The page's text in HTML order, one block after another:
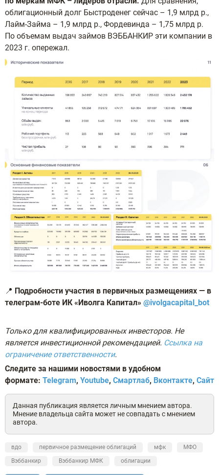
облигационный долг Быстроденег сейчас – 1,9 млрд р.,
Лайм-Займа – 1,9 млрд р., Фордевинда – 1,75 млрд р.
По объемам выдач займов ВЭББАНКИР эти компании в
2023 г. опережал.
📍 Подробности участия в первичных размещениях — в
телеграм-боте ИК «Иволга Капитал» @ivolgacapital_bot
Только для квалифицированных инвесторов. Не
является инвестиционной рекомендацией. Ссылка на
ограничение ответственности.
Следите за нашими новостями в удобном
формате: Telegram, Youtube, Смартлаб, Вконтакте, Сайт
Данная публикация является личным мнением автора.
Мнение владельца сайта может не совпадать с мнением
автора.
вдо первичное размещение облигаций мфк
МФО
Вэббанкир
Вэббанкир МФК облигации